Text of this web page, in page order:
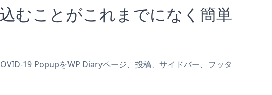
ことがこれまでになく簡単
19 PopupをWP Diaryページ、投稿、サイドバー、フッタ